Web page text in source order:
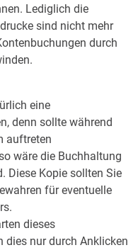
Lediglich die
sind nicht mehr
durch
eine
denn sollte während
auftreten
wäre die Buchhaltung
Diese Kopie sollten Sie
für eventuelle
dieses
dies nur durch Anklicken